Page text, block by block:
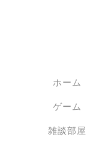
ホーム
ゲーム
雑談部屋